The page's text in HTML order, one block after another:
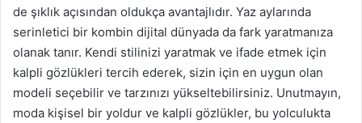
de şıklık açısından oldukça avantajlıdır. Yaz aylarında
serinletici bir kombin dijital dünyada da fark yaratmanıza
olanak tanır. Kendi stilinizi yaratmak ve ifade etmek için
kalpli gözlükleri tercih ederek, sizin için en uygun olan
modeli seçebilir ve tarzınızı yükseltebilirsiniz. Unutmayın,
moda kişisel bir yoldur ve kalpli gözlükler, bu yolculukta